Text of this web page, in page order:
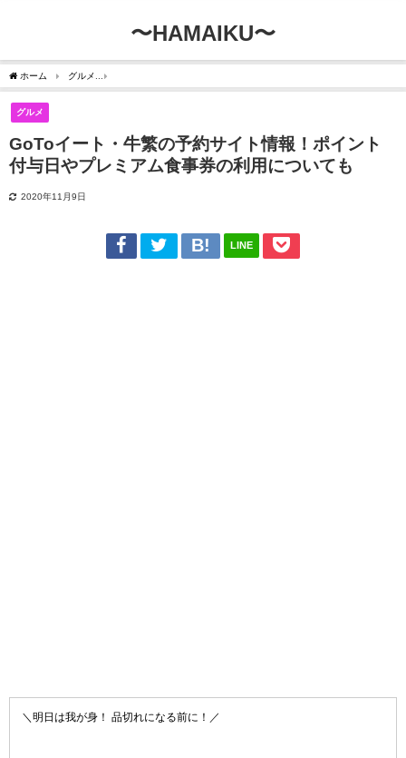
〜HAMAIKU〜
ホーム グルメ
グルメ
GoToイート・牛繁の予約サイト情報！ポイント
付与日やプレミアム食事券の利用についても
2020年11月9日
LINE
＼明日は我が身！ 品切れになる前に！／